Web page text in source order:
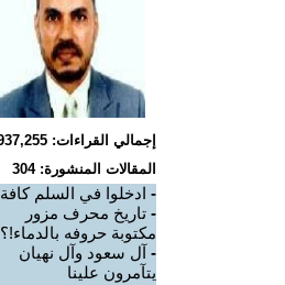
إجمالي القراءات: 1,937,255
المقالات المنشورة: 304
- ادخلوا في السلم كافة
- تاريخ محرف مزور
مكتوبة حروفه بالدماء!؟
- آل سعود وآل نهيان
يتآمرون علينا